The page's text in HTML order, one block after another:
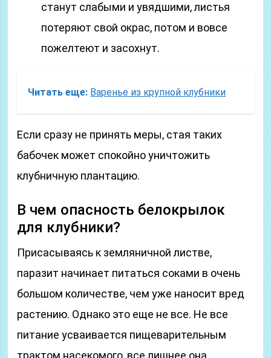
станут слабыми и увядшими, листья
потеряют свой окрас, потом и вовсе
пожелтеют и засохнут.
Читать еще: Варенье из крупной клубники
Если сразу не принять меры, стая таких
бабочек может спокойно уничтожить
клубничную плантацию.
В чем опасность белокрылок
для клубники?
Присасываясь к земляничной листве,
паразит начинает питаться соками в очень
большом количестве, чем уже наносит вред
растению. Однако это еще не все. Не все
питание усваивается пищеварительным
трактом насекомого, все лишнее она